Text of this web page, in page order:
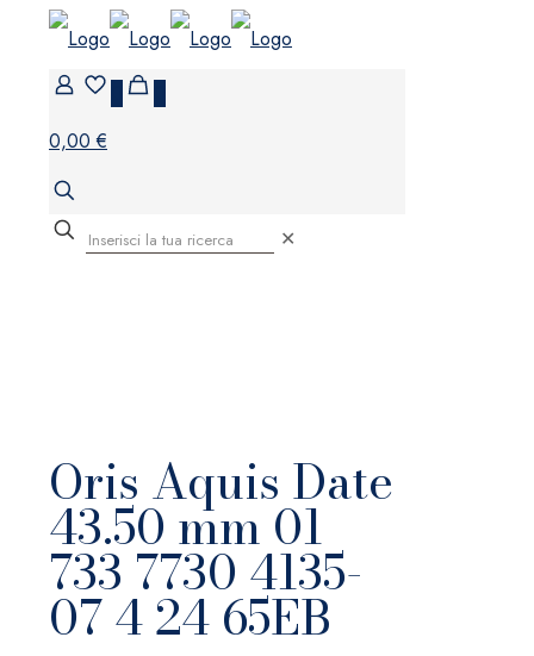
0,00 €
✕
Oris Aquis Date
43.50 mm 01
733 7730 4135-
07 4 24 65EB